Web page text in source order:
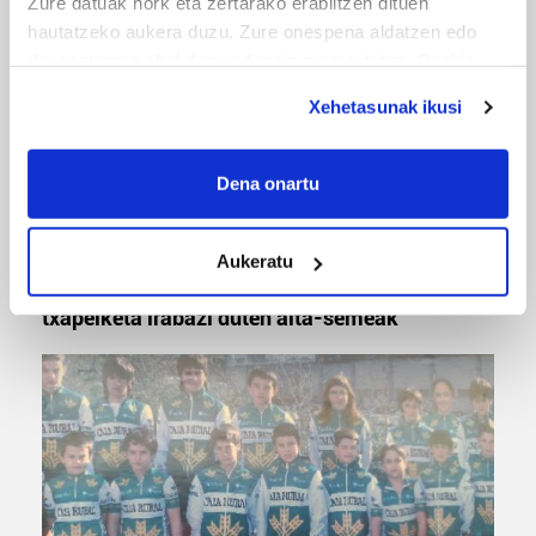
hautatzeko aukera duzu. Zure onespena aldatzen edo
If you allow, we would also like to:
Collect information about your geographical
Identify your device by actively scanning it for
specific characteristics (fingerprinting)
Find out more about how your personal data is processed
and set your preferences in thedetails section.
Guk eta gure bazkideek zure datu pertsonalak
prozesatzen ditugu, zure IP zenbakia, besteak beste,
teknologia erabiliz, cookieak adibidez, iragarki eta eduki
pertsonalizatuak eskaintzeko, iragarkiak eta edukia
neurtzeko, jendeari buruzko informazioa biltzeko eta
Xehetasunak ikusi
Dena onartu
Aukeratu
Euxebio eta Ekaitz Zabala: Zumarragako mus
txapelketa irabazi duten aita-semeak